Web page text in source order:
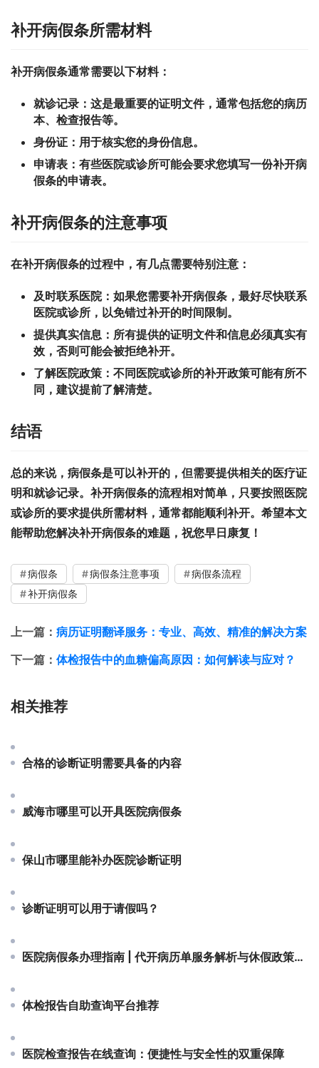
补开病假条所需材料
补开病假条通常需要以下材料：
就诊记录： 这是最重要的证明文件，通常包括您的病历
本、检查报告等。
身份证： 用于核实您的身份信息。
申请表： 有些医院或诊所可能会要求您填写一份补开病
假条的申请表。
补开病假条的注意事项
在补开病假条的过程中，有几点需要特别注意：
及时联系医院： 如果您需要补开病假条，最好尽快联系
医院或诊所，以免错过补开的时间限制。
提供真实信息： 所有提供的证明文件和信息必须真实有
效，否则可能会被拒绝补开。
了解医院政策： 不同医院或诊所的补开政策可能有所不
同，建议提前了解清楚。
结语
总的来说，病假条是可以补开的，但需要提供相关的医疗证
明和就诊记录。补开病假条的流程相对简单，只要按照医院
或诊所的要求提供所需材料，通常都能顺利补开。希望本文
能帮助您解决补开病假条的难题，祝您早日康复！
病假条 病假条注意事项
病假条流程
补开病假条
上一篇： 病历证明翻译服务：专业、高效、精准的解决方案
下一篇： 体检报告中的血糖偏高原因：如何解读与应对？
相关推荐
合格的诊断证明需要具备的内容
威海市哪里可以开具医院病假条
保山市哪里能补办医院诊断证明
诊断证明可以用于请假吗？
医院病假条办理指南 | 代开病历单服务解析与休假政策解读
体检报告自助查询平台推荐
医院检查报告在线查询：便捷性与安全性的双重保障